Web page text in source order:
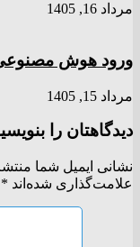
مرداد 16, 1405
ورود هوش
مرداد 15, 1405
دیدگاهتان را
نشانی ایمیل شما
علامت‌گذاری شده‌اند *